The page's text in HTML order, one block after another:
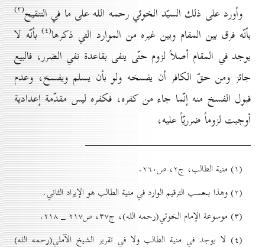
وأورد على ذلك السيّد الخوئي رحمه الله على ما في التنقيح(۳)
بأنّه فرق بين المقام وبين غيره من الموارد التي ذكرها(٤) بأنّه لا
يوجد في المقام أصلاً لزوم حتّى ينفی بقاعدة نفي الضرر، فالبيع
جائز ومن حقّ الكافر أن يفسخه ولو بأن يسلم ويفسخ، وعدم
قبول الفسخ منه إنّما جاء من كفره، فكفره ليس مقدّمة إعدادية
أوجبت لزوماً ضرريّاً عليه،
(۱) منية الطالب، ج۲، ص۲٦٠.
(۲) وهذا بحسب الترقيم الوارد في منية الطالب هو الإيراد الثاني.
(۳) موسوعة الإمام الخوئي(رحمه الله)، ج۳۷، ص۲۱۷ _ ۲۱۸.
(٤) لا يوجد في منية الطالب ولا في تقرير الشيخ الآملي(رحمه الله)